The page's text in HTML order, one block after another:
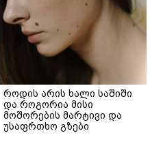
როდის არის ხალი საშიში
და როგორია მისი
მოშორების მარტივი და
უსაფრთხო გზები